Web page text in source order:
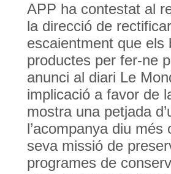
APP ha contestat al
la direcció de
escaientment que els
productes per fer-ne
anunci al diari Le
implicació a favor de
mostra una petjada
l’acompanya diu
seva missió de
programes de